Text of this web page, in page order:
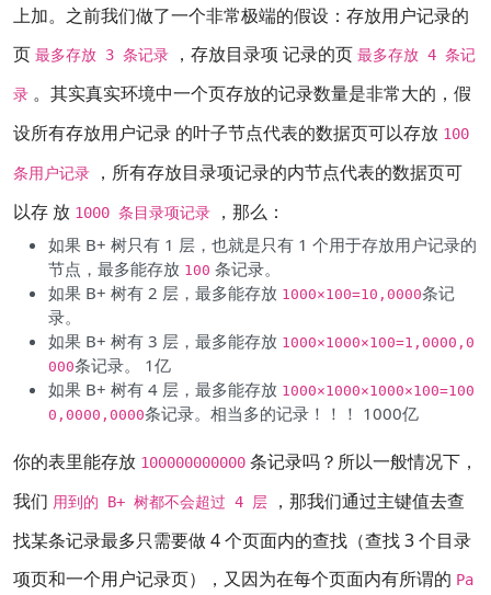
上加。之前我们做了一个非常极端的假设：存放用户记录的
页 最多存放 3 条记录 ，存放目录项 记录的页 最多存放 4 条记
录 。其实真实环境中一个页存放的记录数量是非常大的，假
设所有存放用户记录 的叶子节点代表的数据页可以存放 100
条用户记录
，所有存放目录项记录的内节点代表的数据页可
以存 放 1000 条目录项记录 ，那么：
如果 B+ 树只有 1 层，也就是只有 1 个用于存放用户记录的
节点，最多能存放 100 条记录。
如果 B+ 树有 2 层，最多能存放 1000×100=10,0000条记
录。
如果 B+ 树有 3 层，最多能存放 1000×1000×100=1,0000,0
000条记录。 1亿
如果 B+ 树有 4 层，最多能存放 1000×1000×1000×100=100
0,0000,0000条记录。相当多的记录！！！ 1000亿
你的表里能存放 100000000000 条记录吗？所以一般情况下，
我们 用到的 B+ 树都不会超过 4 层
，那我们通过主键值去查
找某条记录最多只需要做 4 个页面内的查找（查找 3 个目录
项页和一个用户记录页），又因为在每个页面内有所谓的 Pa